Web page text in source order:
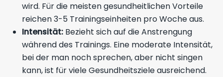
wird. Für die meisten gesundheitlichen Vorteile
reichen 3-5 Trainingseinheiten pro Woche aus.
Intensität: Bezieht sich auf die Anstrengung
während des Trainings. Eine moderate Intensität,
bei der man noch sprechen, aber nicht singen
kann, ist für viele Gesundheitsziele ausreichend.